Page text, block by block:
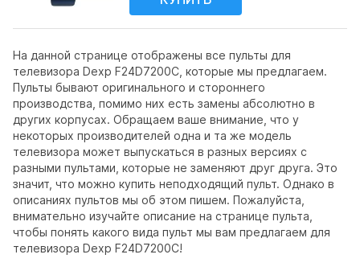
На данной странице отображены все пульты для
телевизора Dexp F24D7200C, которые мы предлагаем.
Пульты бывают оригинального и стороннего
производства, помимо них есть замены абсолютно в
других корпусах. Обращаем ваше внимание, что у
некоторых производителей одна и та же модель
телевизора может выпускаться в разных версиях с
разными пультами, которые не заменяют друг друга. Это
значит, что можно купить неподходящий пульт. Однако в
описаниях пультов мы об этом пишем. Пожалуйста,
внимательно изучайте описание на странице пульта,
чтобы понять какого вида пульт мы вам предлагаем для
телевизора Dexp F24D7200C!